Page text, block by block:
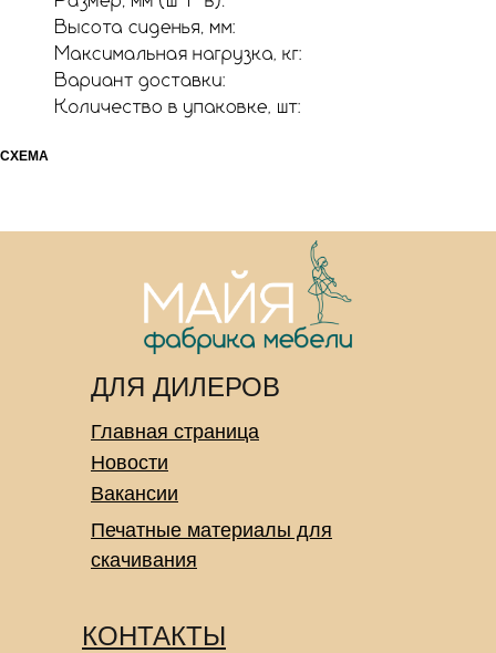
СХЕМА
ДЛЯ ДИЛЕРОВ
КОНТАКТЫ
Главная страница
Новости
Печатные материалы для
скачивания
Вакансии